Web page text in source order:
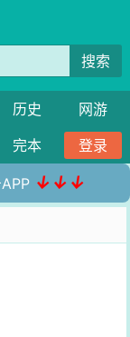
搜索
历史
网游
完本 登录
↓↓↓